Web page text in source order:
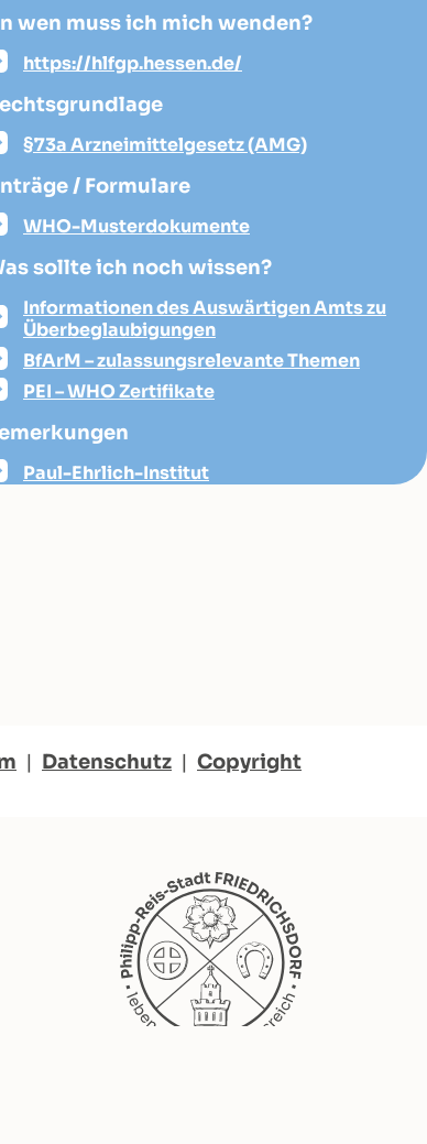
wen muss ich mich wenden?
https://hlfgp.hessen.de/
§73a Arzneimittelgesetz (AMG)
/ Formulare
WHO-Musterdokumente
sollte ich noch wissen?
Informationen des Auswärtigen Amts zu
Überbeglaubigungen
BfArM – zulassungsrelevante Themen
PEI – WHO Zertifikate
Paul-Ehrlich-Institut
| Datenschutz | Copyright